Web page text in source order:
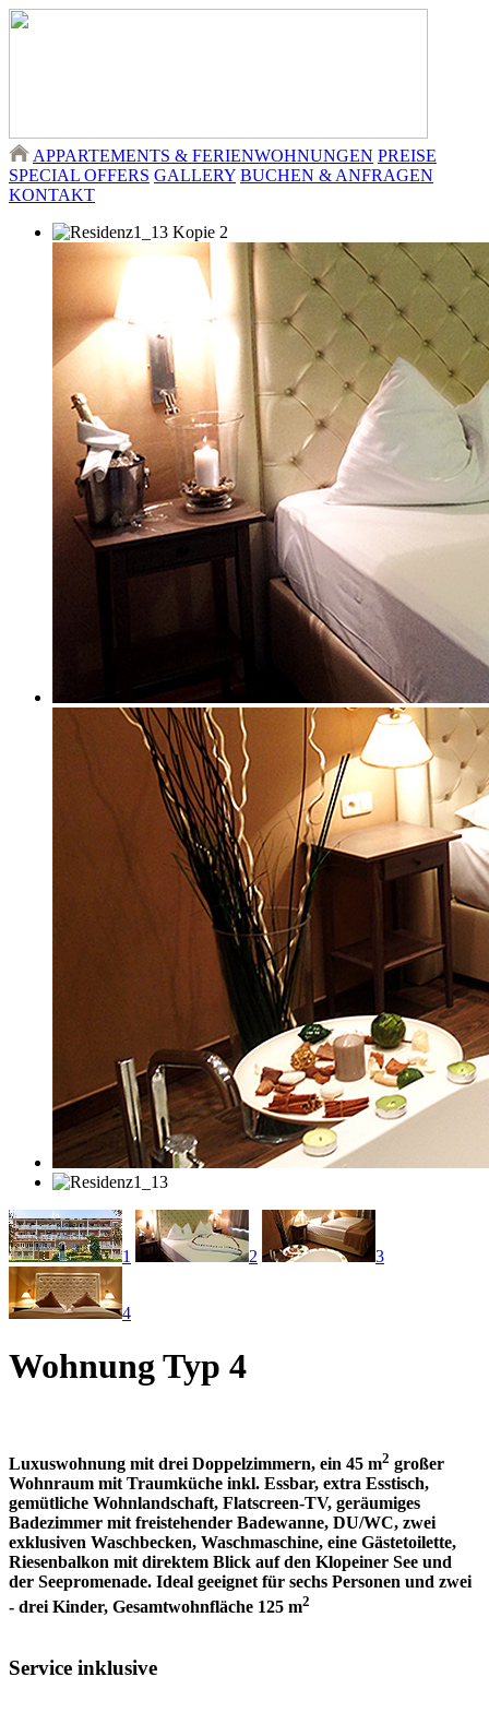
APPARTEMENTS & FERIENWOHNUNGEN PREISE
SPECIAL OFFERS GALLERY BUCHEN & ANFRAGEN
KONTAKT
1 2 3
4
Wohnung Typ 4
Luxuswohnung mit drei Doppelzimmern, ein 45 m2 großer
Wohnraum mit Traumküche inkl. Essbar, extra Esstisch,
gemütliche Wohnlandschaft, Flatscreen-TV, geräumiges
Badezimmer mit freistehender Badewanne, DU/WC, zwei
exklusiven Waschbecken, Waschmaschine, eine Gästetoilette,
Riesenbalkon mit direktem Blick auf den Klopeiner See und
der Seepromenade. Ideal geeignet für sechs Personen und zwei
- drei Kinder, Gesamtwohnfläche 125 m2
Service inklusive